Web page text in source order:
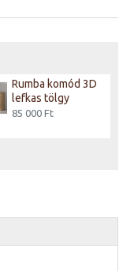
Rumba komód 3D
lefkas tölgy
85 000 Ft